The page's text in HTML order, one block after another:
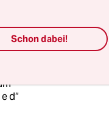
d“
Schon dabei!